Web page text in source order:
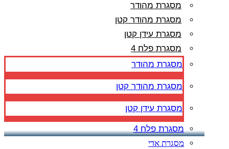
מסגרת מהודר
מסגרת מהודר קטן
מסגרת עידן קטן
מסגרת פלח 4
מסגרת מהודר
מסגרת מהודר קטן
מסגרת עידן קטן
מסגרת פלח 4
מסגרת אדי